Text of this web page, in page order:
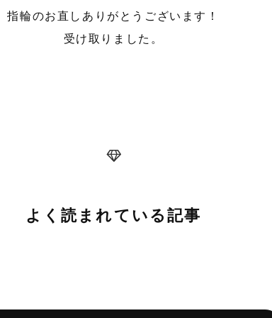
指輪のお直しありがとうございます！
受け取りました。
よく読まれている記事